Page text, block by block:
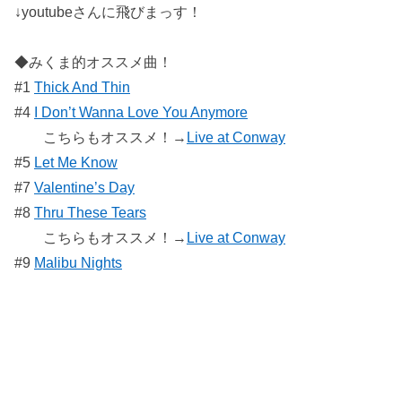
↓youtubeさんに飛びまっす！
◆みくま的オススメ曲！
#1 Thick And Thin
#4
I Don’t Wanna Love You Anymore
こちらもオススメ！→ Live at Conway
#5 Let Me Know
#7 Valentine’s Day
#8 Thru These Tears
こちらもオススメ！→ Live at Conway
#9 Malibu Nights